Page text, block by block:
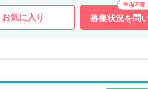
お気に入り 募集状況を 問